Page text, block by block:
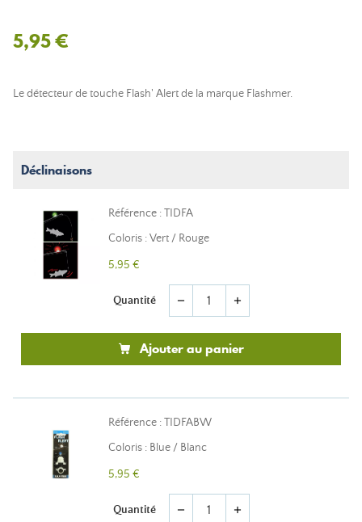
5,95 €
Le détecteur de touche Flash' Alert de la marque Flashmer.
Déclinaisons
Référence : TIDFA
Coloris : Vert / Rouge
5,95 €
Quantité remove add
Ajouter au panier
Référence : TIDFABW
Coloris : Blue / Blanc
5,95 €
Quantité remove add